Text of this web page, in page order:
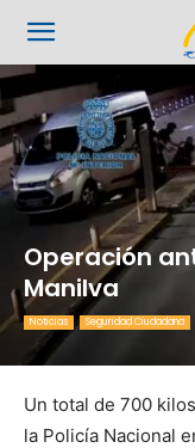
Operación
Manilva
Noticias Seguridad Ciudadana
Un total de 700
la Policía Nacional